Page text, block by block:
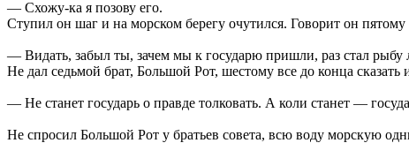
— Схожу-ка я позову его.
Ступил он шаг и на морском берегу очутился. Говорит он пятому
— Видать, забыл ты, зачем мы к государю пришли, раз стал рыбу
Не дал седьмой брат, Большой Рот, шестому все до конца сказать
— Не станет государь о правде толковать. А коли станет —
Не спросил Большой Рот у братьев совета, всю воду морскую